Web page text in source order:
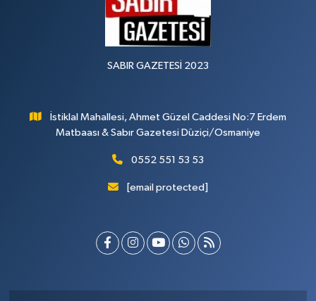
SABIR GAZETESİ 2023
İstiklal Mahallesi, Ahmet Güzel Caddesi No:7 Erdem
Matbaası & Sabır Gazetesi Düziçi/Osmaniye
0552 551 53 53
[email protected]